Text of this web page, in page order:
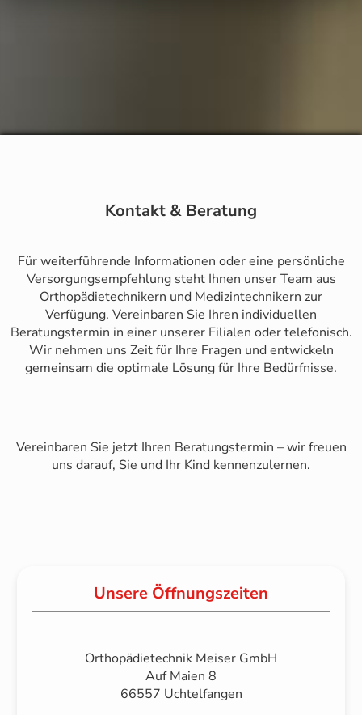
Kontakt & Beratung
Für weiterführende Informationen oder eine persönliche
Versorgungsempfehlung steht Ihnen unser Team aus
Orthopädietechnikern und Medizintechnikern zur
Verfügung. Vereinbaren Sie Ihren individuellen
Beratungstermin in einer unserer Filialen oder telefonisch.
Wir nehmen uns Zeit für Ihre Fragen und entwickeln
gemeinsam die optimale Lösung für Ihre Bedürfnisse.
Vereinbaren Sie jetzt Ihren Beratungstermin – wir freuen
uns darauf, Sie und Ihr Kind kennenzulernen.
Unsere Öffnungszeiten
Orthopädietechnik Meiser GmbH
Auf Maien 8
66557 Uchtelfangen